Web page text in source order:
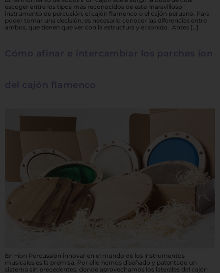
escoger entre los tipos más reconocidos de este maravilloso
instrumento de percusión: el cajón flamenco o el cajón peruano. Para
poder tomar una decisión, es necesario conocer las diferencias entre
ambos, que tienen que ver con la estructura y el sonido. Antes […]
Cómo afinar e intercambiar los parches íon
del cajón flamenco
En +íon Percussion innovar en el mundo de los instrumentos
musicales es la premisa. Por ello hemos diseñado y patentado un
sistema sin precedentes, donde aprovechamos los laterales del cajón